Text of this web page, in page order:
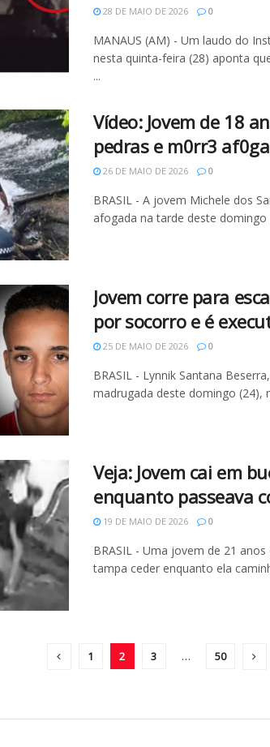
28 DE MAIO DE 2026 0
MANAUS (AM) - Um laudo do
nesta quinta-feira (28) aponta
...
Vídeo: Jovem de 18
pedras e m0rr3
26 DE MAIO DE 2026 0
BRASIL - A jovem Michele dos
afogada na tarde deste domingo
Jovem corre para
por socorro e é
25 DE MAIO DE 2026 0
BRASIL - Lynnik Santana
madrugada deste domingo (24),
Veja: Jovem cai em
enquanto passeava
19 DE MAIO DE 2026 0
BRASIL - Uma jovem de 21
tampa ceder enquanto ela
1 2 3 … 50